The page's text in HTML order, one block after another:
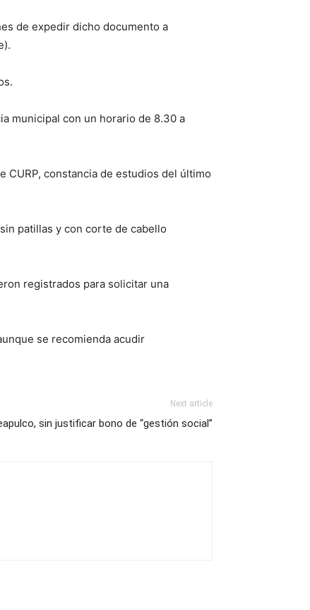
de expedir dicho documento a
municipal con un horario de 8.30 a
CURP, constancia de estudios del último
patillas y con corte de cabello
registrados para solicitar una
se recomienda acudir
Next article
sin justificar bono de “gestión social”